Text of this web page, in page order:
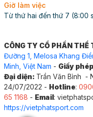
Độ Bền và Tính
Không chỉ chú trọng
mỹ:
Bền chắc:Sử
sản xuất hiện đại,
được mọi điều
dài.
Phù hợp mọi địa
Giờ làm việc
Từ thứ hai đến thứ 7 (8:00
CÔNG TY CỔ PHẦN THỂ
Đường 1, Melosa Khang
Minh, Việt Nam - Giấy
Đại diện: Trần Văn Bình -
24/07/2022 - Hotline:
65 1168 - Email:
https://vietphatsport.com